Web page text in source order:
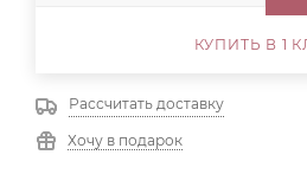
КУПИТЬ В 1
Рассчитать доставку
Хочу в подарок